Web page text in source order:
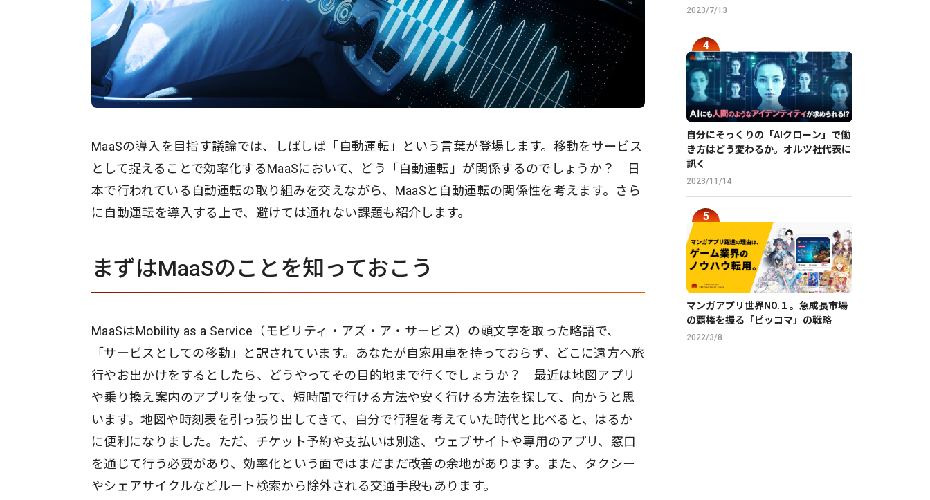
MaaSの導入を目指す議論では、しばしば「自動運転」という言葉が登場します。移動をサービス
として捉えることで効率化するMaaSにおいて、どう「自動運転」が関係するのでしょうか？ 日
本で行われている自動運転の取り組みを交えながら、MaaSと自動運転の関係性を考えます。さら
に自動運転を導入する上で、避けては通れない課題も紹介します。
まずはMaaSのことを知っておこう
MaaSはMobility as a Service（モビリティ・アズ・ア・サービス）の頭文字を取った略語で、
「サービスとしての移動」と訳されています。あなたが自家用車を持っておらず、どこに遠方へ旅
行やお出かけをするとしたら、どうやってその目的地まで行くでしょうか？ 最近は地図アプリ
や乗り換え案内のアプリを使って、短時間で行ける方法や安く行ける方法を探して、向かうと思
います。地図や時刻表を引っ張り出してきて、自分で行程を考えていた時代と比べると、はるか
に便利になりました。ただ、チケット予約や支払いは別途、ウェブサイトや専用のアプリ、窓口
を通じて行う必要があり、効率化という面ではまだまだ改善の余地があります。また、タクシー
やシェアサイクルなどルート検索から除外される交通手段もあります。
2023/7/13
自分にそっくりの「AIクローン」で働
き方はどう変わるか。オルツ社代表に
訊く
2023/11/14
マンガアプリ世界NO.１。急成長市場
の覇権を握る「ピッコマ」の戦略
2022/3/8